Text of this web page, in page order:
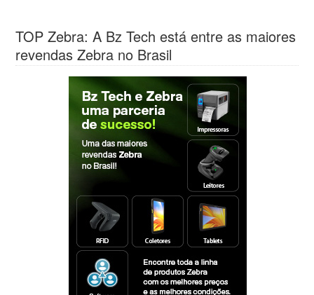
TOP Zebra: A Bz Tech está entre as maiores
revendas Zebra no Brasil